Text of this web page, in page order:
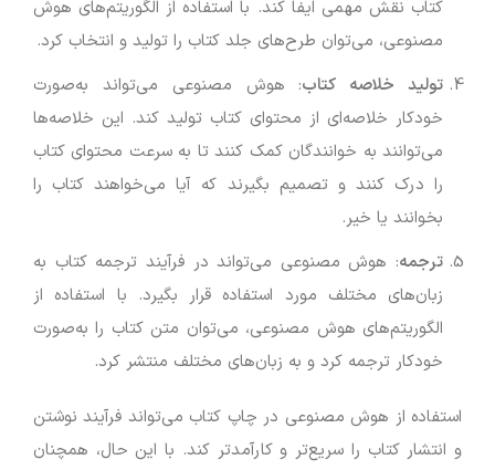
کتاب نقش مهمی ایفا کند. با استفاده از الگوریتم‌های هوش
مصنوعی، می‌توان طرح‌های جلد کتاب را تولید و انتخاب کرد.
تولید خلاصه کتاب: هوش مصنوعی می‌تواند به‌صورت
خودکار خلاصه‌ای از محتوای کتاب تولید کند. این خلاصه‌ها
می‌توانند به خوانندگان کمک کنند تا به سرعت محتوای کتاب
را درک کنند و تصمیم بگیرند که آیا می‌خواهند کتاب را
بخوانند یا خیر.
ترجمه: هوش مصنوعی می‌تواند در فرآیند ترجمه کتاب به
زبان‌های مختلف مورد استفاده قرار بگیرد. با استفاده از
الگوریتم‌های هوش مصنوعی، می‌توان متن کتاب را به‌صورت
خودکار ترجمه کرد و به زبان‌های مختلف منتشر کرد.
استفاده از هوش مصنوعی در چاپ کتاب می‌تواند فرآیند نوشتن
و انتشار کتاب را سریع‌تر و کارآمدتر کند. با این حال، همچنان